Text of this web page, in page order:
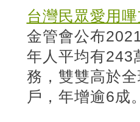
台灣民眾愛用
金管會公布
年人平均有243
務，雙雙高於
戶，年增逾6成。